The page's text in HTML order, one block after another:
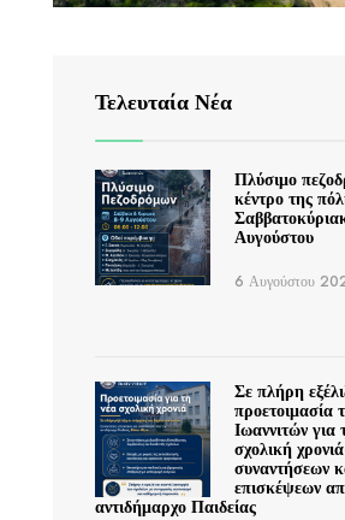
Τελευταία Νέα
Πλύσιμο
κέντρο της
Αυγούστου
6 Αυγούστου
Σε πλήρη
προετοιμασία
Ιωαννιτών για
σχολική
συναντήσεων
επισκέψεων
αντιδήμαρχο Παιδείας